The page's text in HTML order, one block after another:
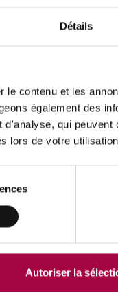
Détails
le contenu et les
également des
qui
lors de votre
Autoriser la
/ opératrice de
bien :
de production ;
Afnor).
pour savoir si